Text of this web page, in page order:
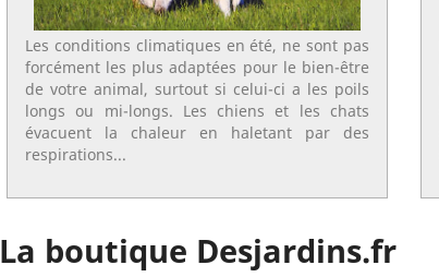
Les conditions climatiques en été, ne sont pas
forcément les plus adaptées pour le bien-être
de votre animal, surtout si celui-ci a les poils
longs ou mi-longs. Les chiens et les chats
évacuent la chaleur en haletant par des
respirations...
La boutique Desjardins.fr